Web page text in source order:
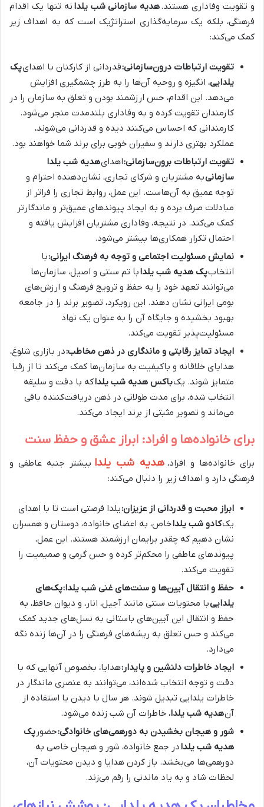
و تقویت وفاداری هستند.هدیه سازمانی شب یلدا نه تنها یک اقدام
فرهنگی، بلکه یک سرمایه‌گذاری استراتژیک است که به اهداف زیر
کمک می‌کند:
تقویت ارتباطات درون‌سازمانی:قدردانی از کارکنان با اهدایپک
یلدایی، انگیزه و روحیه آن‌ها را به طرز چشمگیری افزایش
می‌دهد. این اقدام، حس ارزشمند بودن و تعلق به سازمان را در
کارمندان تقویت کرده و به وفاداری بلندمدت منجر می‌شود.
کارمندانی که احساس می‌کنند دیده و قدردانی می‌شوند،
عملکرد بهتری دارند و سفیران خوبی برای برند شما خواهند بود.
تقویت ارتباطات برون‌سازمانی:اهدایهدیه شب یلدا
سازمانیبه مشتریان و شرکای تجاری، نشان‌دهنده احترام و
توجه عمیق به آن‌هاست. این عمل، روابط تجاری را فراتر از
مبادلات صرف برده و به ایجاد پیوندهای عمیق‌تر و ماندگارتر
کمک می‌کند. در نتیجه، وفاداری مشتریان افزایش یافته و
احتمال تکرار همکاری‌ها بیشتر می‌شود.
نمایش مسئولیت اجتماعی و توجه به فرهنگ ایرانی:با
انتخابپک هدیه شب یلدابا تم سنتی و اصیل، سازمان‌ها
می‌توانند تعهد خود را به حفظ و ترویج فرهنگ و ارزش‌های
بومی ایرانی نشان دهند. این رویکرد، تصویر برند را در جامعه
بهبود بخشیده و جایگاه آن را به عنوان یک نهاد
مسئولیت‌پذیر تقویت می‌کند.
ایجاد تمایز رقابتی و ماندگاری در ذهن مخاطب:در بازاری شلوغ،
هدایای خلاقانه و باکیفیت به سازمان‌ها کمک می‌کند تا از رقبا
متمایز شوند. یکباکس هدیه شب یلداکه با دقت و سلیقه
انتخاب شده، برای مدت طولانی در ذهن دریافت‌کننده باقی
می‌ماند و تصویر مثبتی از برند ایجاد می‌کند.
برای خانواده‌ها و افراد: ابراز عشق و حفظ سنت
برای خانواده‌ها و افراد، هدیه شب یلدا بیشتر جنبه عاطفی و
فرهنگی دارد و اهداف زیر را دنبال می‌کند:
ابراز محبت و قدردانی از عزیزان:یلدا فرصتی است تا با اهدای
یککادو شب یلداخاص، به اعضای خانواده، دوستان و همسران
نشان دهیم که چقدر برایمان ارزشمند هستند. این عمل،
پیوندهای عاطفی را محکم‌تر کرده و حس گرمی و صمیمیت را
تقویت می‌کند.
حفظ و انتقال آیین‌ها و سنت‌های غنی شب یلدا:پک‌های
یلداییبا محتویات سنتی مانند آجیل، انار، و دیوان حافظ، به
حفظ و انتقال این آیین‌های باستانی به نسل‌های جدید کمک
می‌کند و حس تعلق به ریشه‌های فرهنگی را در آن‌ها زنده نگه
می‌دارد.
ایجاد خاطرات دلنشین و پایدار:هدایا، بخصوص آنهایی که با
دقت و توجه انتخاب شده‌اند، می‌توانند به عنصری ماندگار در
خاطرات یلدایی تبدیل شوند. هر سال با دیدن یا استفاده از
آنهدیه شب یلدا، خاطرات آن شب زنده می‌شود.
شور و هیجان بخشیدن به دورهمی‌های خانوادگی:حضور پک
هدیه شب یلدادر جمع خانواده، شور و هیجان خاصی به
دورهمی‌ها می‌بخشد. باز کردن هدایا و دیدن محتویات آن،
لحظات شاد و به یاد ماندنی را رقم می‌زند.